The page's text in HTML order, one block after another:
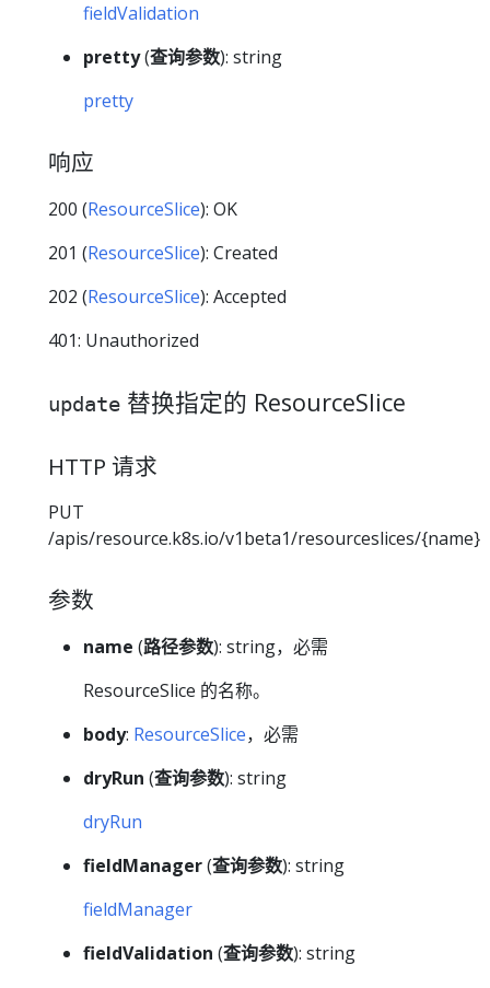
fieldValidation
pretty(查询参数): string
pretty
响应
200 (ResourceSlice): OK
201 (ResourceSlice): Created
202 (ResourceSlice): Accepted
401: Unauthorized
update 替换指定的 ResourceSlice
HTTP 请求
PUT
/apis/resource.k8s.io/v1beta1/resourceslices/{name}
参数
name (路径参数): string，必需
ResourceSlice 的名称。
body: ResourceSlice，必需
dryRun (查询参数): string
dryRun
fieldManager(查询参数): string
fieldManager
fieldValidation (查询参数): string